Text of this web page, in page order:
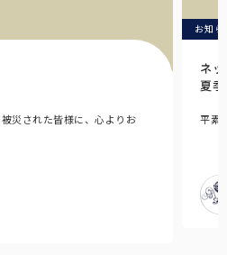
災された皆様に、心よりお
お知ら
ネ
夏
平素